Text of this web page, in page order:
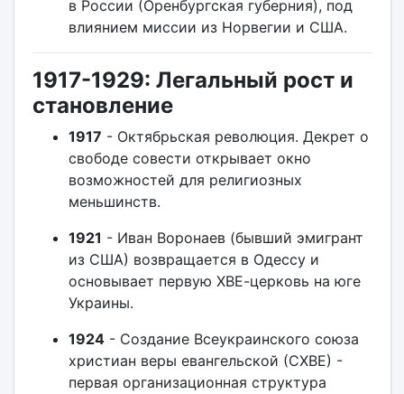
в России (Оренбургская губерния), под
влиянием миссии из Норвегии и США.
1917-1929: Легальный рост и
становление
1917 - Октябрьская революция. Декрет о
свободе совести открывает окно
возможностей для религиозных
меньшинств.
1921 - Иван Воронаев (бывший эмигрант
из США) возвращается в Одессу и
основывает первую ХВЕ-церковь на юге
Украины.
1924- Создание Всеукраинского союза
христиан веры евангельской (СХВЕ) -
первая организационная структура